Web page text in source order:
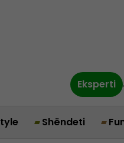
Eksperti
Shëndeti